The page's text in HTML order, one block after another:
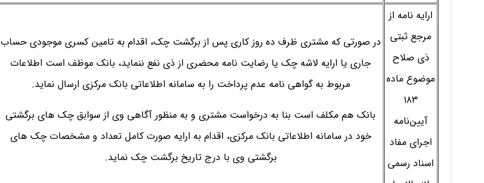
ارایه نامه از
مرجع ثبتی
ذی صلاح
موضوع ماده
۱۸۳
آیین‌نامه
اجرای مفاد
اسناد رسمی
در صورتی که مشتری ظرف ده روز کاری پس از برگشت چک، اقدام به تامین کسری موجودی حساب
جاری یا ارایه لاشه چک یا رضایت نامه محضری از ذی نفع ننماید، بانک موظف است اطلاعات
مربوط به گواهی نامه عدم پرداخت را به سامانه اطلاعاتی بانک مرکزی ارسال نماید.
بانک هم مکلف است بنا به درخواست مشتری و به منظور آگاهی وی از سوابق چک های برگشتی
خود در سامانه اطلاعاتی بانک مرکزی، اقدام به ارایه صورت کامل تعداد و مشخصات چک های
برگشتی وی با درج تاریخ برگشت چک نماید.